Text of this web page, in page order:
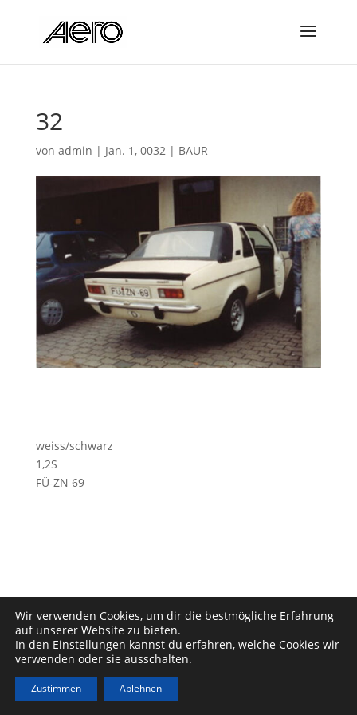
32
von admin | Jan. 1, 0032| BAUR
weiss/schwarz
1,2S
FÜ-ZN 69
Impressum|
Wir verwenden Cookies, um dir die bestmögliche Erfahrung
auf unserer Website zu bieten.
In den Einstellungen kannst du erfahren, welche Cookies wir
verwenden oder sie ausschalten.
Zustimmen Ablehnen